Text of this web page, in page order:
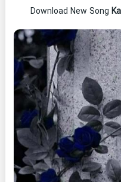
Download New Song